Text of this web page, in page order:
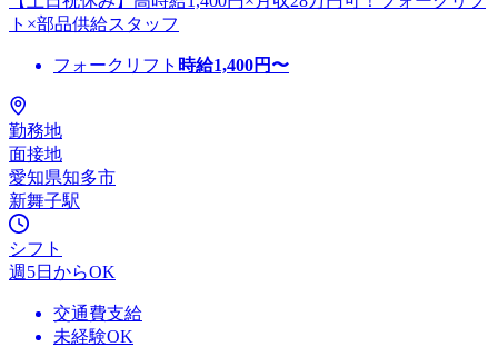
ト×部品供給スタッフ
フォークリフト 時給1,400円〜
勤務地
面接地
愛知県知多市
新舞子駅
シフト
週5日からOK
交通費支給
未経験OK